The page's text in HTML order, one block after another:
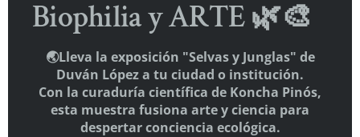
HAZTE SOCIO
Aquí
SÍGUENOS
Biophilia y ARTE 🌿🎨
🌏Lleva la exposición "Selvas y Junglas" de
Duván López a tu ciudad o institución.
Con la curaduría científica de Koncha Pinós,
esta muestra fusiona arte y ciencia para
despertar conciencia ecológica.